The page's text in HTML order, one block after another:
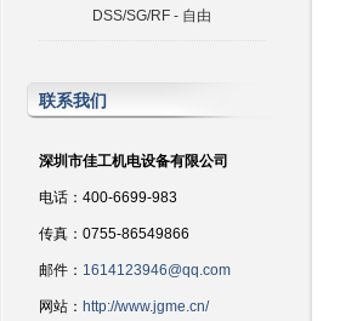
DSS/SG/RF - 自由
联系我们
深圳市佳工机电设备有限公司
电话：400-6699-983
传真：0755-86549866
邮件： 1614123946@qq.com
网站： http://www.jgme.cn/